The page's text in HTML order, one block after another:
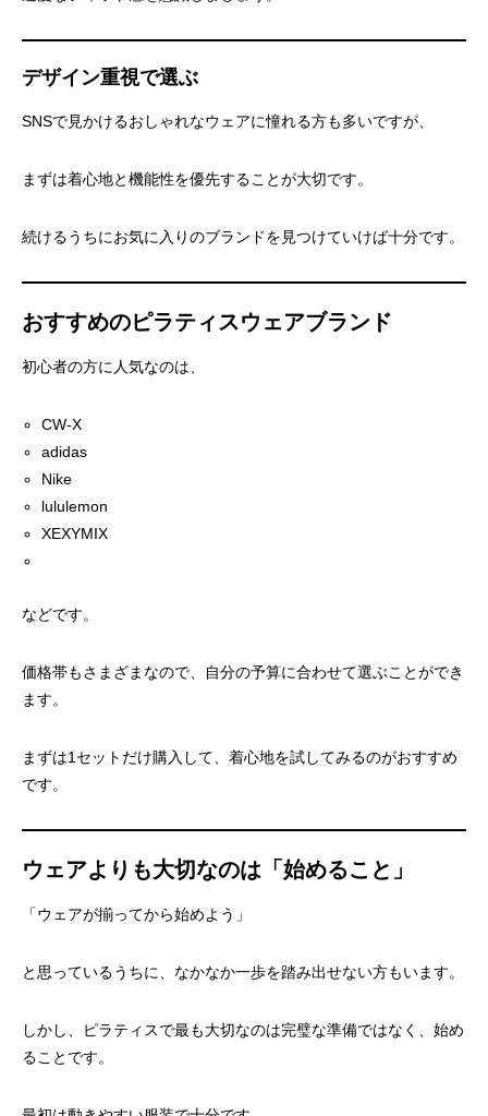
デザイン重視で選ぶ
SNSで見かけるおしゃれなウェアに憧れる方も多いですが、
まずは着心地と機能性を優先することが大切です。
続けるうちにお気に入りのブランドを見つけていけば十分です。
おすすめのピラティスウェアブランド
初心者の方に人気なのは、
CW-X
adidas
Nike
lululemon
XEXYMIX
などです。
価格帯もさまざまなので、自分の予算に合わせて選ぶことができ
ます。
まずは1セットだけ購入して、着心地を試してみるのがおすすめ
です。
ウェアよりも大切なのは「始めること」
「ウェアが揃ってから始めよう」
と思っているうちに、なかなか一歩を踏み出せない方もいます。
しかし、ピラティスで最も大切なのは完璧な準備ではなく、始め
ることです。